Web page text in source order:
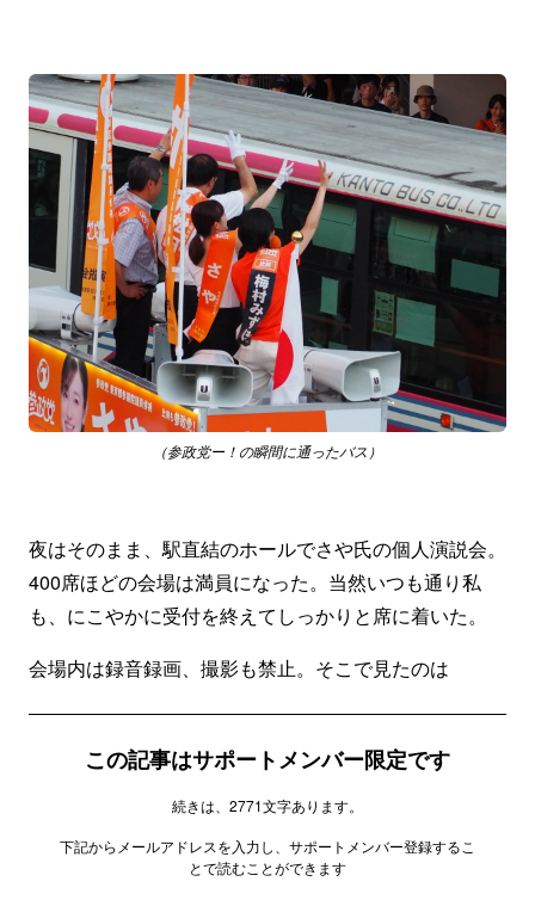
（参政党ー！の瞬間に通ったバス）
夜はそのまま、駅直結のホールでさや氏の個人演説会。
400席ほどの会場は満員になった。当然いつも通り私
も、にこやかに受付を終えてしっかりと席に着いた。
会場内は録音録画、撮影も禁止。そこで見たのは
この記事はサポートメンバー限定です
続きは、2771文字あります。
下記からメールアドレスを入力し、サポートメンバー登録するこ
とで読むことができます